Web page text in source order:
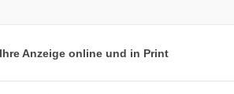
Anzeige online und in Print